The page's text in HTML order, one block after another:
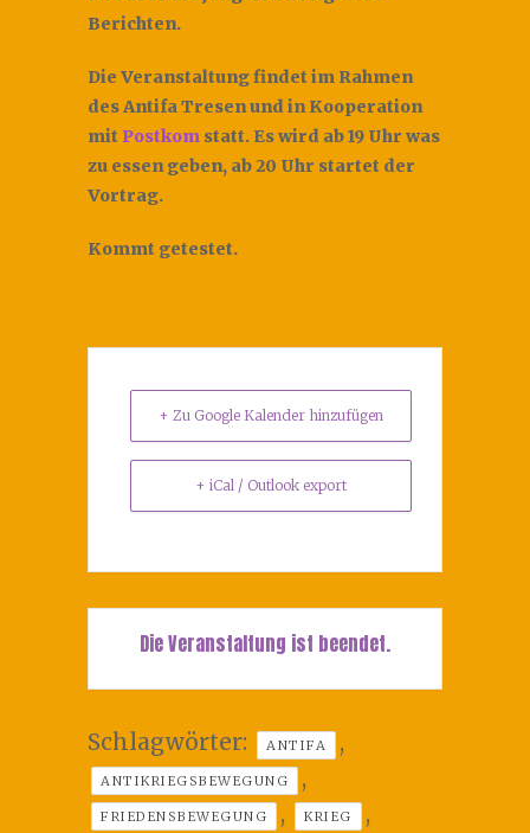
Berichten.
Die Veranstaltung findet im Rahmen
des Antifa Tresen und in Kooperation
mit Postkom statt. Es wird ab 19 Uhr was
zu essen geben, ab 20 Uhr startet der
Vortrag.
Kommt getestet.
+ Zu Google Kalender hinzufügen
+ iCal / Outlook export
Die Veranstaltung ist beendet.
Schlagwörter: ANTIFA ,
ANTIKRIEGSBEWEGUNG ,
FRIEDENSBEWEGUNG , KRIEG ,